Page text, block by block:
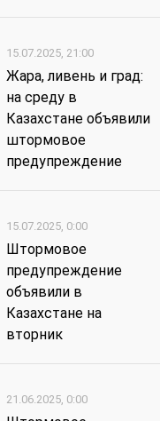
15.07.2025, 21:00
Жара, ливень и град:
на среду в
Казахстане объявили
штормовое
предупреждение
15.07.2025, 0:00
Штормовое
предупреждение
объявили в
Казахстане на
вторник
21.06.2025, 0:00